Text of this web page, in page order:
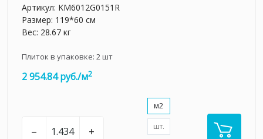
Артикул: KM6012G0151R
Размер: 119*60 см
Вес: 28.67 кг
Плиток в упаковке: 2шт
2 954.84 руб./м2
– +
м2
шт.